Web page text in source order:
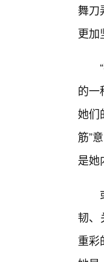
舞刀
更加
的一
她们
筋”
是她
韧、
重彩